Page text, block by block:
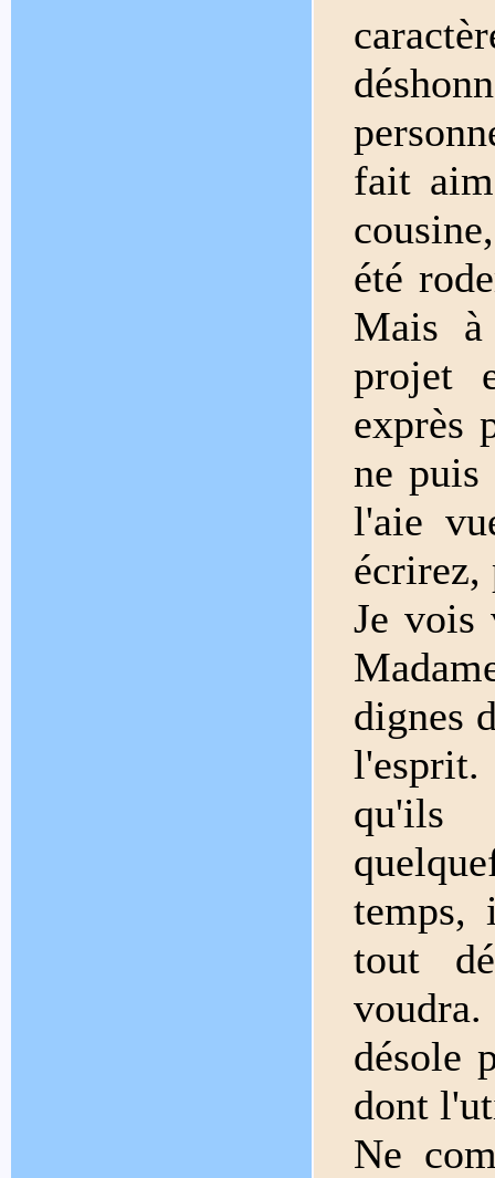
fait
été
Mais
projet
exprès
ne
l'aie
écrirez,
Je vois
dignes
qu'ils
temps,
tout
désole
dont
Ne